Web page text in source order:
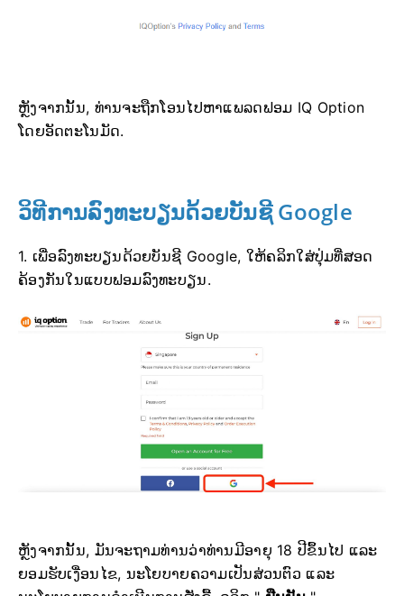
ຫຼັງຈາກນັ້ນ, ທ່ານຈະຖືກໂອນໄປຫາແພລດຟອມ IQ Option
ໂດຍອັດຕະໂນມັດ.
ວິທີການລົງທະບຽນດ້ວຍບັນຊີ Google
1. ເພື່ອລົງທະບຽນດ້ວຍບັນຊີ Google, ໃຫ້ຄລິກໃສ່ປຸ່ມທີ່ສອດ
ຄ້ອງກັນໃນແບບຟອມລົງທະບຽນ.
ຫຼັງຈາກນັ້ນ, ມັນຈະຖາມທ່ານວ່າທ່ານມີອາຍຸ 18 ປີຂຶ້ນໄປ ແລະ
ຍອມຮັບເງື່ອນໄຂ, ນະໂຍບາຍຄວາມເປັນສ່ວນຕົວ ແລະ